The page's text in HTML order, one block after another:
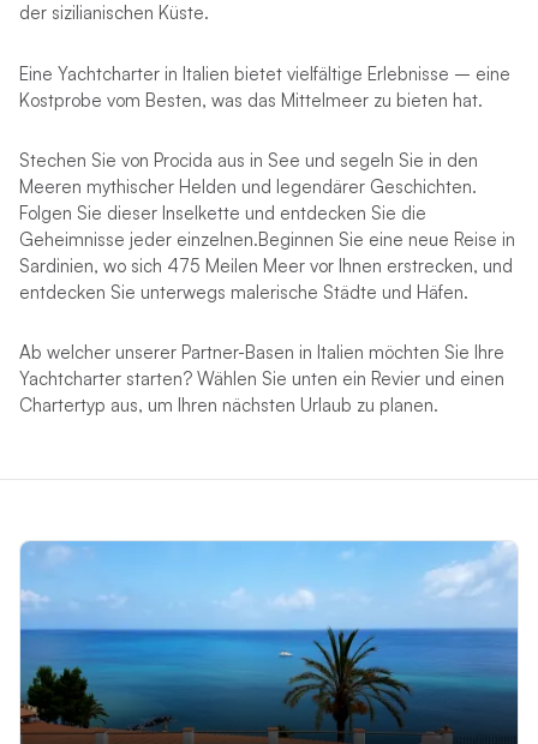
der sizilianischen Küste.
Eine Yachtcharter in Italien bietet vielfältige Erlebnisse – eine
Kostprobe vom Besten, was das Mittelmeer zu bieten hat.
Stechen Sie von Procida aus in See und segeln Sie in den
Meeren mythischer Helden und legendärer Geschichten.
Folgen Sie dieser Inselkette und entdecken Sie die
Geheimnisse jeder einzelnen.Beginnen Sie eine neue Reise in
Sardinien, wo sich 475 Meilen Meer vor Ihnen erstrecken, und
entdecken Sie unterwegs malerische Städte und Häfen.
Ab welcher unserer Partner-Basen in Italien möchten Sie Ihre
Yachtcharter starten? Wählen Sie unten ein Revier und einen
Chartertyp aus, um Ihren nächsten Urlaub zu planen.